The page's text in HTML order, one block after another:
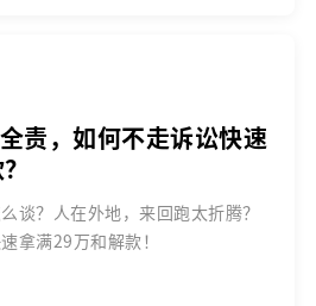
责，如何不走诉讼快速
谈？人在外地，来回跑太折腾？
拿满29万和解款！